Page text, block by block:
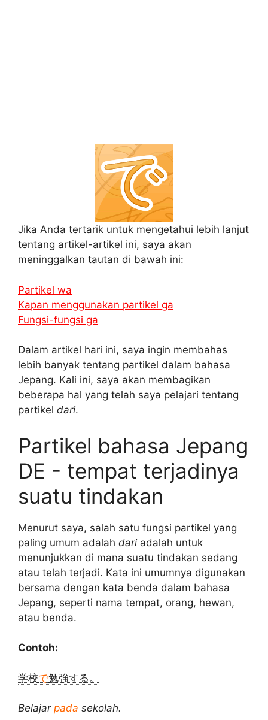
Jika Anda tertarik untuk mengetahui lebih lanjut
tentang artikel-artikel ini, saya akan
meninggalkan tautan di bawah ini:
Partikel wa
Kapan menggunakan partikel ga
Fungsi-fungsi ga
Dalam artikel hari ini, saya ingin membahas
lebih banyak tentang partikel dalam bahasa
Jepang. Kali ini, saya akan membagikan
beberapa hal yang telah saya pelajari tentang
partikel dari.
Partikel bahasa Jepang
DE - tempat terjadinya
suatu tindakan
Menurut saya, salah satu fungsi partikel yang
paling umum adalah dari adalah untuk
menunjukkan di mana suatu tindakan sedang
atau telah terjadi. Kata ini umumnya digunakan
bersama dengan kata benda dalam bahasa
Jepang, seperti nama tempat, orang, hewan,
atau benda.
Contoh:
学校で勉強する。
Belajar pada sekolah.